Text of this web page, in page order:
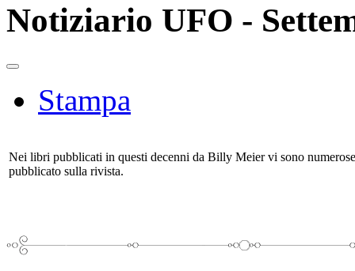
Notiziario UFO -
Stampa
Nei libri pubblicati in questi decenni da Billy Meier vi sono
pubblicato sulla rivista.